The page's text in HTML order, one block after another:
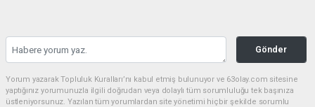
Gönder
Yorum yazarak Topluluk Kuralları’nı kabul etmiş bulunuyor ve 63olay.com sitesine
yaptığınız yorumunuzla ilgili doğrudan veya dolaylı tüm sorumluluğu tek başınıza
üstleniyorsunuz. Yazılan tüm yorumlardan site yönetimi hiçbir şekilde sorumlu